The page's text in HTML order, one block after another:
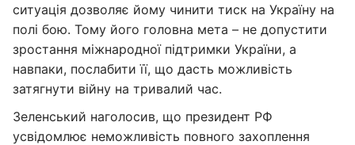
ситуація дозволяє йому чинити тиск на Україну на
полі бою. Тому його головна мета – не допустити
зростання міжнародної підтримки України, а
навпаки, послабити її, що дасть можливість
затягнути війну на тривалий час.
Зеленський наголосив, що президент РФ
усвідомлює неможливість повного захоплення